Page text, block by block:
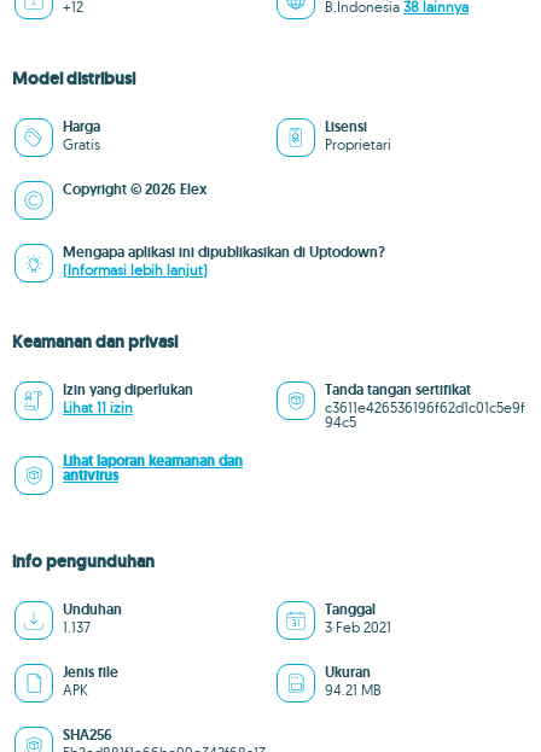
+12 B.Indonesia 38 lainnya
Model distribusi
Harga
Gratis
Lisensi
Proprietari
Copyright © 2026 Elex
Mengapa aplikasi ini dipublikasikan di Uptodown?
(Informasi lebih lanjut)
Keamanan dan privasi
Izin yang diperlukan
Lihat 11 izin
Tanda tangan sertifikat
c3611e426536196f62d1c01c5e9f
94c5
Lihat laporan keamanan dan
antivirus
info pengunduhan
Unduhan
1.137
Tanggal
3 Feb 2021
Jenis file
APK
Ukuran
94.21 MB
SHA256